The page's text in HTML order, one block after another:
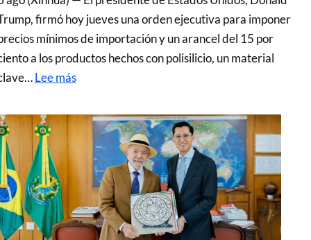
firmó hoy jueves una orden ejecutiva para imponer
mínimos de importación y un arancel del 15 por
a los productos hechos con polisilicio, un material
Lee más